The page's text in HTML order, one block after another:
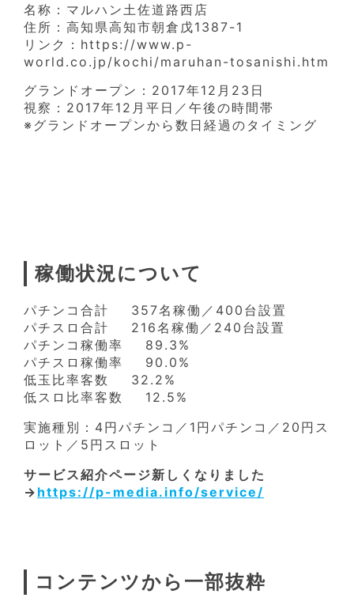
名称：マルハン土佐道路西店
住所：高知県高知市朝倉戊1387-1
リンク：https://www.p-
world.co.jp/kochi/maruhan-tosanishi.htm
グランドオープン：2017年12月23日
視察：2017年12月平日／午後の時間帯
※グランドオープンから数日経過のタイミング
稼働状況について
パチンコ合計 357名稼働／400台設置
パチスロ合計 216名稼働／240台設置
パチンコ稼働率 89.3%
パチスロ稼働率 90.0%
低玉比率客数 32.2%
低スロ比率客数 12.5%
実施種別：4円パチンコ／1円パチンコ／20円ス
ロット／5円スロット
サービス紹介ページ新しくなりました
→ https://p-media.info/service/
コンテンツから一部抜粋